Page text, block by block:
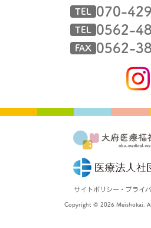
TEL 070-
TEL 0562-
FAX 0562-
サイトポリシー・プライ
Copyright © 2026 Meishokai.